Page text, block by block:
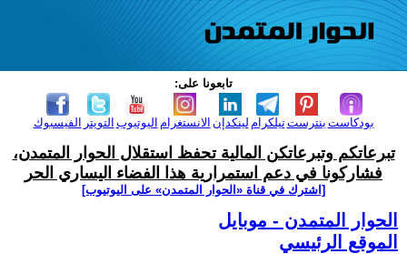
تابعونا على:
الفيسبوك التويتر اليوتيوب الانستغرام لينكدإن تيلكرامبنترست بودكاست
تبرعاتكم وتبرعاتكن المالية تحفظ استقلال الحوار المتمدن،
فشاركونا في دعم استمرارية هذا الفضاء اليساري الحر
[اشترك في قناة ‫«الحوار المتمدن» على اليوتيوب]
الحوار المتمدن - موبايل
الموقع الرئيسي